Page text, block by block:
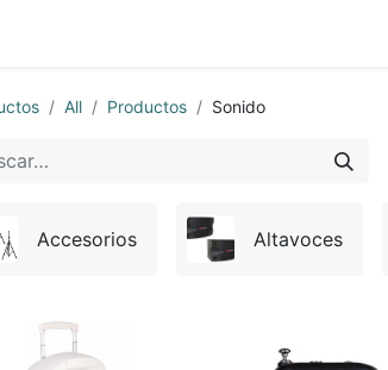
All Productos Sonido
Accesorios Altavoces